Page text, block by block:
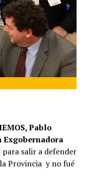
Pablo
para salir a defender
Provincia y no fué